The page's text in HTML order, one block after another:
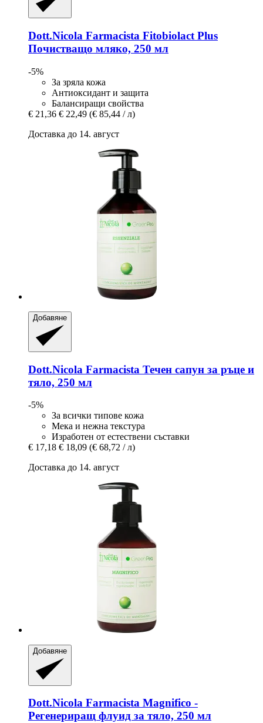
Dott.Nicola Farmacista Fitobiolact Plus
Почистващо мляко, 250 мл
-5%
За зряла кожа
Антиоксидант и защита
Балансиращи свойства
€ 21,36 € 22,49 (€ 85,44 / л)
Доставка до 14. август
Добавяне
Dott.Nicola Farmacista Течен сапун за ръце и
тяло, 250 мл
-5%
За всички типове кожа
Мека и нежна текстура
Изработен от естествени съставки
€ 17,18 € 18,09 (€ 68,72 / л)
Доставка до 14. август
Добавяне
Dott.Nicola Farmacista Magnifico -​
Регенериращ флуид за тяло, 250 мл